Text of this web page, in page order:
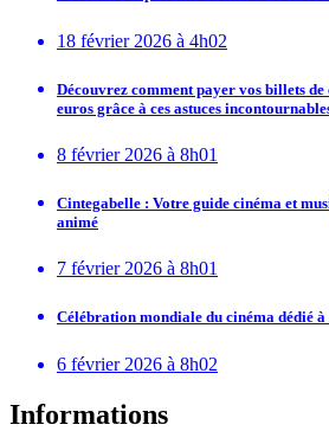
18 février 2026 à 4h02
Découvrez comment payer vos billets de
euros grâce à ces astuces
8 février 2026 à 8h01
Cintegabelle : Votre guide cinéma et
animé
7 février 2026 à 8h01
Célébration mondiale du cinéma dédié à
6 février 2026 à 8h02
Informations